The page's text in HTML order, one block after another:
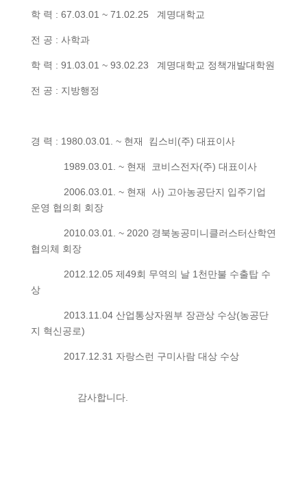
학 력 : 67.03.01 ~ 71.02.25 계명대학교
전 공 : 사학과
학 력 : 91.03.01 ~ 93.02.23 계명대학교 정책개발대학원
전 공 : 지방행정
경 력 : 1980.03.01. ~ 현재 킴스비(주) 대표이사
1989.03.01. ~ 현재 코비스전자(주) 대표이사
2006.03.01. ~ 현재 사) 고아농공단지 입주기업
운영 협의회 회장
2010.03.01. ~ 2020 경북농공미니클러스터산학연
협의체 회장
2012.12.05 제49회 무역의 날 1천만불 수출탑 수
상
2013.11.04 산업통상자원부 장관상 수상(농공단
지 혁신공로)
2017.12.31 자랑스런 구미사람 대상 수상
감사합니다.